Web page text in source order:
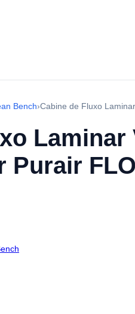
Bench›Cabine de Fluxo
Laminar
Purair